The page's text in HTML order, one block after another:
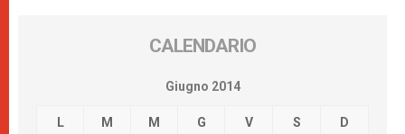
CALENDARIO
Giugno 2014
L M M G V S D